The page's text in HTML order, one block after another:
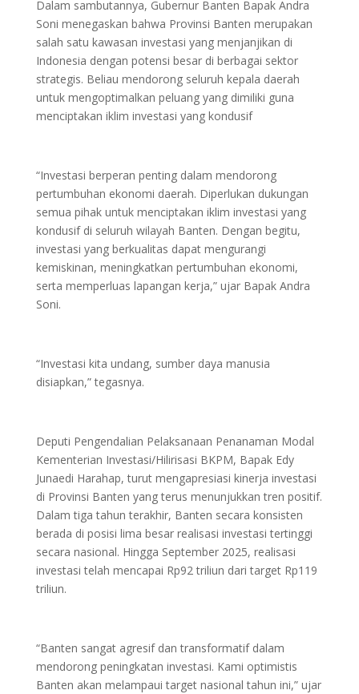
Dalam sambutannya, Gubernur Banten Bapak Andra
Soni menegaskan bahwa Provinsi Banten merupakan
salah satu kawasan investasi yang menjanjikan di
Indonesia dengan potensi besar di berbagai sektor
strategis. Beliau mendorong seluruh kepala daerah
untuk mengoptimalkan peluang yang dimiliki guna
menciptakan iklim investasi yang kondusif
“Investasi berperan penting dalam mendorong
pertumbuhan ekonomi daerah. Diperlukan dukungan
semua pihak untuk menciptakan iklim investasi yang
kondusif di seluruh wilayah Banten. Dengan begitu,
investasi yang berkualitas dapat mengurangi
kemiskinan, meningkatkan pertumbuhan ekonomi,
serta memperluas lapangan kerja,” ujar Bapak Andra
Soni.
“Investasi kita undang, sumber daya manusia
disiapkan,” tegasnya.
Deputi Pengendalian Pelaksanaan Penanaman Modal
Kementerian Investasi/Hilirisasi BKPM, Bapak Edy
Junaedi Harahap, turut mengapresiasi kinerja investasi
di Provinsi Banten yang terus menunjukkan tren positif.
Dalam tiga tahun terakhir, Banten secara konsisten
berada di posisi lima besar realisasi investasi tertinggi
secara nasional. Hingga September 2025, realisasi
investasi telah mencapai Rp92 triliun dari target Rp119
triliun.
“Banten sangat agresif dan transformatif dalam
mendorong peningkatan investasi. Kami optimistis
Banten akan melampaui target nasional tahun ini,” ujar